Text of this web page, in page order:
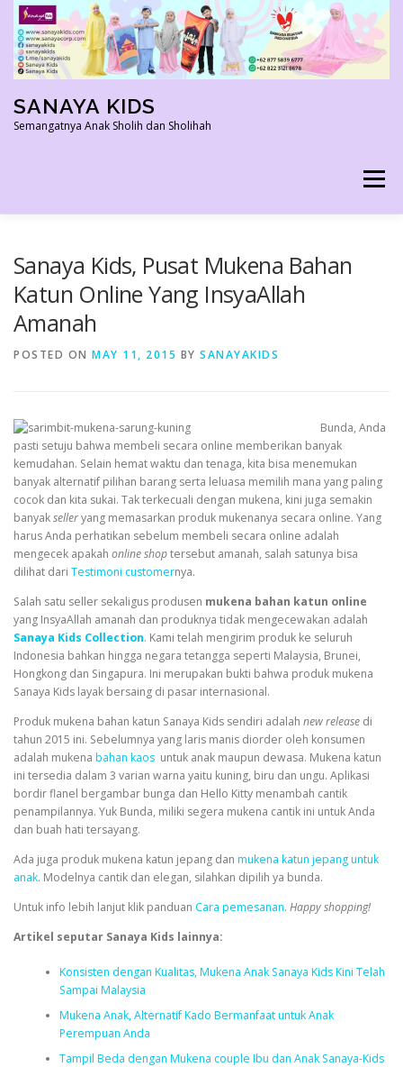
Skip
content
SANAYA KIDS
Semangatnya Anak Sholih dan Sholihah
Menu
AGEN RESMI
Sanaya Kids, Pusat Mukena Bahan
Katun Online Yang InsyaAllah
Amanah
POSTED ON MAY 11, 2015 BY SANAYAKIDS
Bunda, Anda
pasti setuju bahwa membeli secara online memberikan banyak
kemudahan. Selain hemat waktu dan tenaga, kita bisa menemukan
banyak alternatif pilihan barang serta leluasa memilih mana yang paling
cocok dan kita sukai. Tak terkecuali dengan mukena, kini juga semakin
banyakselleryang memasarkan produk mukenanya secara online. Yang
harus Anda perhatikan sebelum membeli secara online adalah
mengecek apakah online shoptersebut amanah, salah satunya bisa
dilihat dari Testimoni customernya.
Salah satu seller sekaligus produsen mukena bahan katun online
yang InsyaAllah amanah dan produknya tidak mengecewakan adalah
Sanaya Kids Collection. Kami telah mengirim produk ke seluruh
Indonesia bahkan hingga negara tetangga seperti Malaysia, Brunei,
Hongkong dan Singapura. Ini merupakan bukti bahwa produk mukena
Sanaya Kids layak bersaing di pasar internasional.
Produk mukena bahan katun Sanaya Kids sendiri adalah new release di
tahun 2015 ini. Sebelumnya yang laris manis diorder oleh konsumen
adalah mukena bahan kaos untuk anak maupun dewasa. Mukena katun
ini tersedia dalam 3 varian warna yaitu kuning, biru dan ungu. Aplikasi
bordir flanel bergambar bunga dan Hello Kitty menambah cantik
penampilannya. Yuk Bunda, miliki segera mukena cantik ini untuk Anda
dan buah hati tersayang.
Ada juga produk mukena katun jepang dan mukena katun jepang untuk
anak. Modelnya cantik dan elegan, silahkan dipilih ya bunda.
Untuk info lebih lanjut klik panduan Cara pemesanan. Happy shopping!
Artikel seputar Sanaya Kids lainnya:
Konsisten dengan Kualitas, Mukena Anak Sanaya Kids Kini Telah
Sampai Malaysia
Mukena Anak, Alternatif Kado Bermanfaat untuk Anak
Perempuan Anda
Tampil Beda dengan Mukena couple Ibu dan Anak Sanaya-Kids